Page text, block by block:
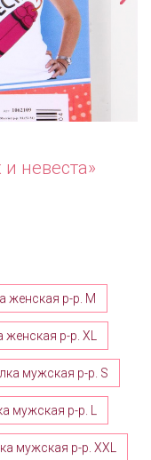
невеста»
женская р-р. M
р-р. XL
мужская р-р. S
мужская р-р. L
мужская р-р. XXL